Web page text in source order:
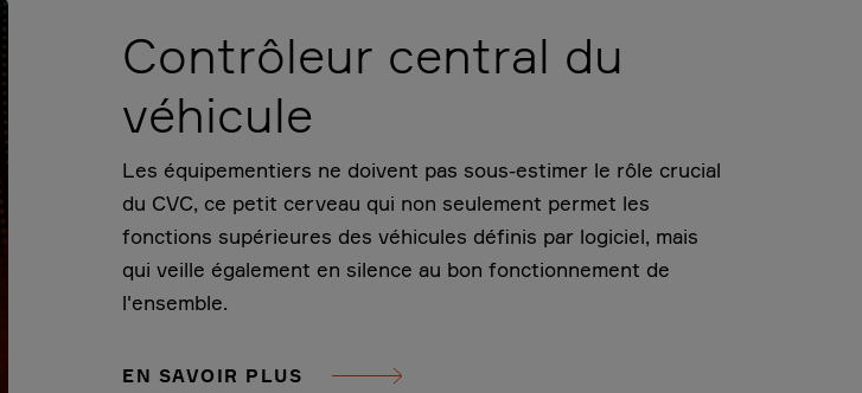
Contrôleur central du
véhicule
Les équipementiers ne doivent pas sous-estimer le rôle crucial
du CVC, ce petit cerveau qui non seulement permet les
fonctions supérieures des véhicules définis par logiciel, mais
qui veille également en silence au bon fonctionnement de
l'ensemble.
EN SAVOIR PLUS